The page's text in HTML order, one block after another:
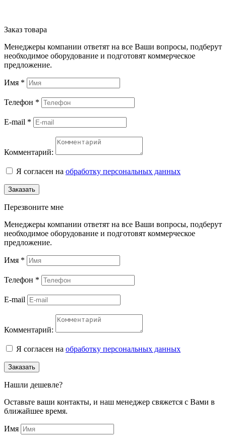
Заказ товара
Менеджеры компании ответят на все Ваши вопросы, подберут
необходимое оборудование и подготовят коммерческое
предложение.
Имя *
Телефон *
E-mail *
Комментарий:
Я согласен на обработку персональных данных
Заказать
Перезвоните мне
Менеджеры компании ответят на все Ваши вопросы, подберут
необходимое оборудование и подготовят коммерческое
предложение.
Имя *
Телефон *
E-mail
Комментарий:
Я согласен на обработку персональных данных
Заказать
Нашли дешевле?
Оставьте ваши контакты, и наш менеджер свяжется с Вами в
ближайшее время.
Имя